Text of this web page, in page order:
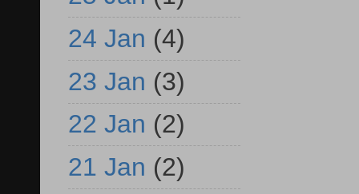
24 Jan (4)
23 Jan (3)
22 Jan (2)
21 Jan (2)